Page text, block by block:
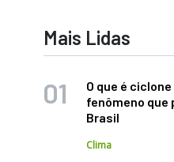
Mais Lidas
O que é
fenômeno que
Brasil
Clima